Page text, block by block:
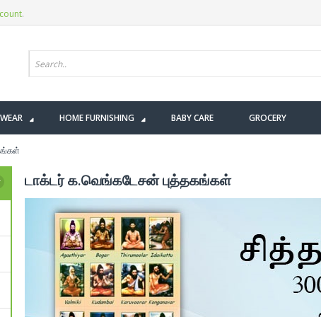
.
HOME FURNISHING BABY CARE GROCERY
டாக்டர் க.வெங்கடேசன் புத்தகங்கள்